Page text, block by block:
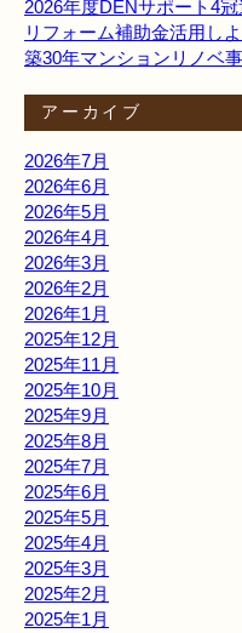
2026年度DENサポート4
リフォーム補助金活用し
築30年マンションリノベ
アーカイブ
2026年7月
2026年6月
2026年5月
2026年4月
2026年3月
2026年2月
2026年1月
2025年12月
2025年11月
2025年10月
2025年9月
2025年8月
2025年7月
2025年6月
2025年5月
2025年4月
2025年3月
2025年2月
2025年1月